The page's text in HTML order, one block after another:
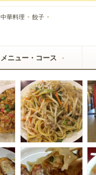
中華料理 餃子
メニュー・コース